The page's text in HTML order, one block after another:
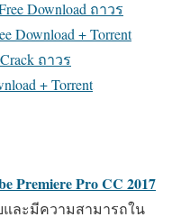
Download ถาวร
Download + Torrent
ถาวร
+ Torrent
Premiere Pro CC 2017
และมีความสามารถใน